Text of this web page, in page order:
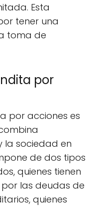
Esta
tener una
toma de
por
por acciones es
la sociedad en
de dos tipos
quienes tienen
las deudas de
quienes